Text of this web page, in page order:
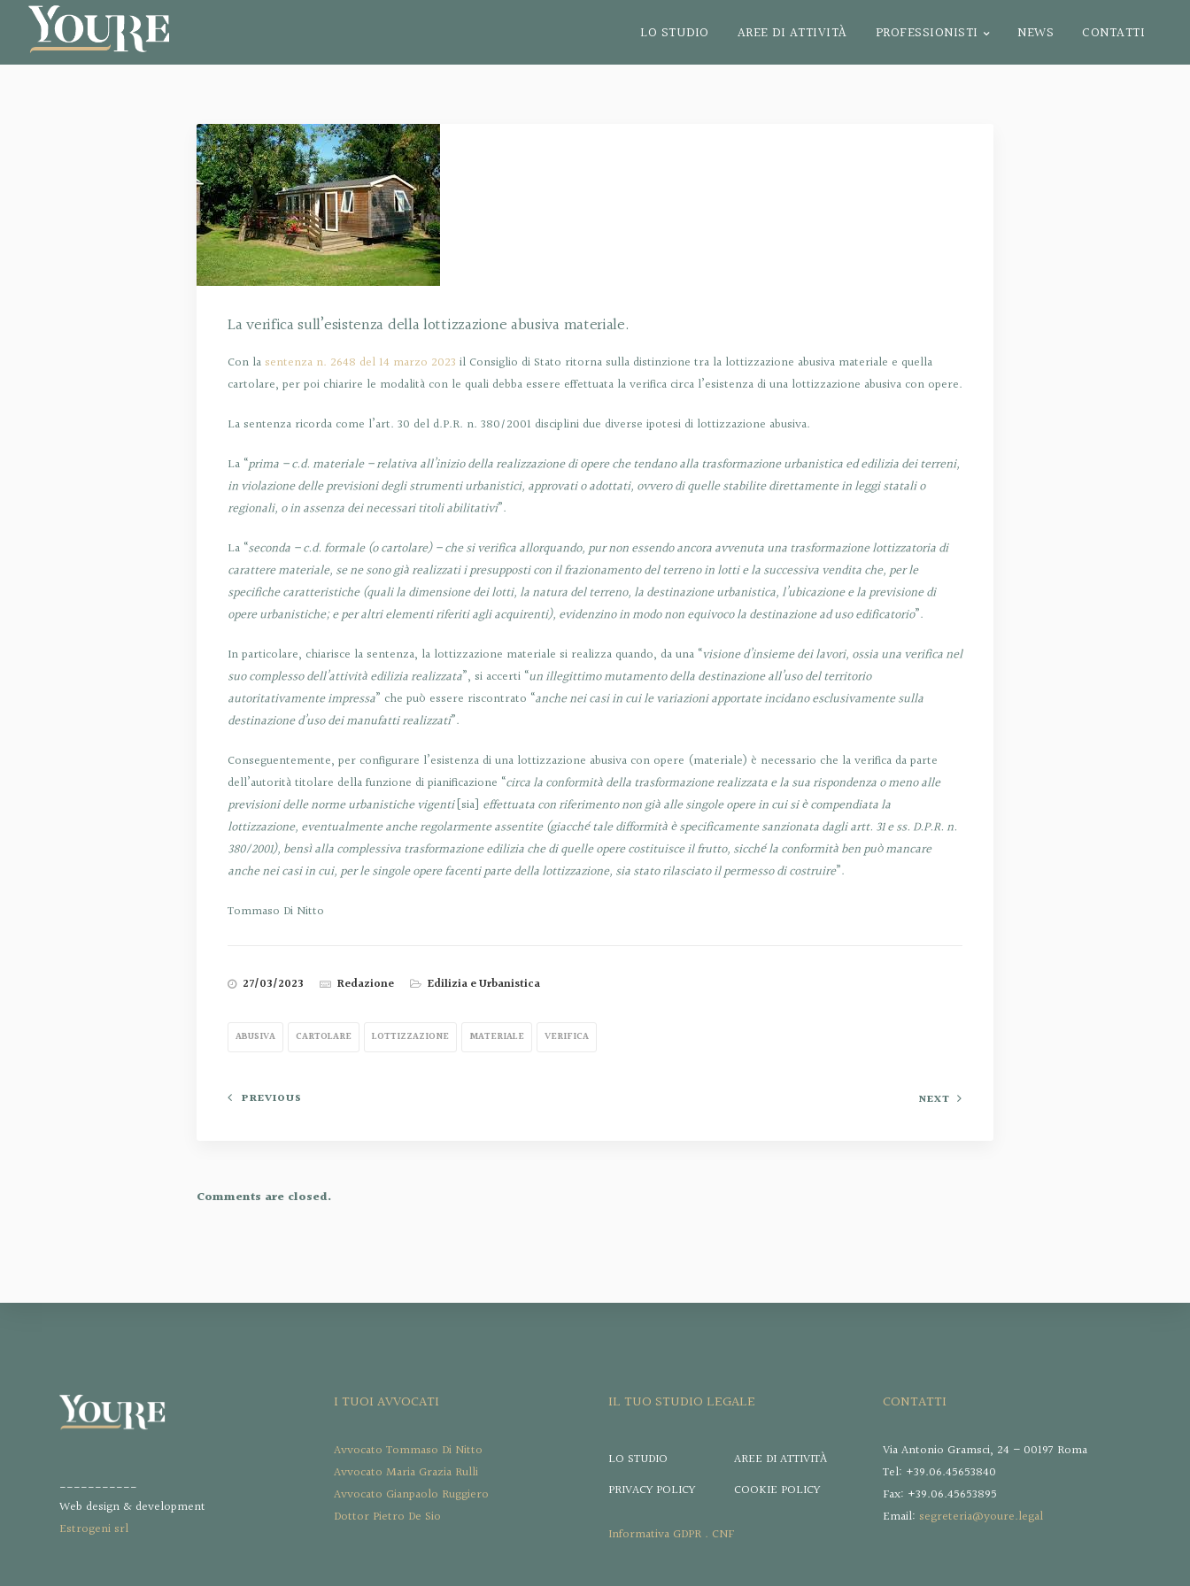
LO STUDIO AREE DI ATTIVITÀ PROFESSIONISTI NEWS CONTATTI
La verifica sull’esistenza della lottizzazione abusiva materiale.
Con la sentenza n. 2648 del 14 marzo 2023 il Consiglio di Stato ritorna sulla distinzione tra la lottizzazione abusiva materiale e quella
cartolare, per poi chiarire le modalità con le quali debba essere effettuata la verifica circa l’esistenza di una lottizzazione abusiva con opere.
La sentenza ricorda come l’art. 30 del d.P.R. n. 380/2001 disciplini due diverse ipotesi di lottizzazione abusiva.
La “prima – c.d. materiale – relativa all’inizio della realizzazione di opere che tendano alla trasformazione urbanistica ed edilizia dei terreni,
in violazione delle previsioni degli strumenti urbanistici, approvati o adottati, ovvero di quelle stabilite direttamente in leggi statali o
regionali, o in assenza dei necessari titoli abilitativi”.
La “seconda – c.d. formale (o cartolare) – che si verifica allorquando, pur non essendo ancora avvenuta una trasformazione lottizzatoria di
carattere materiale, se ne sono già realizzati i presupposti con il frazionamento del terreno in lotti e la successiva vendita che, per le
specifiche caratteristiche (quali la dimensione dei lotti, la natura del terreno, la destinazione urbanistica, l’ubicazione e la previsione di
opere urbanistiche; e per altri elementi riferiti agli acquirenti), evidenzino in modo non equivoco la destinazione ad uso edificatorio”.
In particolare, chiarisce la sentenza, la lottizzazione materiale si realizza quando, da una “visione d’insieme dei lavori, ossia una verifica nel
suo complesso dell’attività edilizia realizzata”, si accerti “un illegittimo mutamento della destinazione all’uso del territorio
autoritativamente impressa” che può essere riscontrato “anche nei casi in cui le variazioni apportate incidano esclusivamente sulla
destinazione d’uso dei manufatti realizzati”.
Conseguentemente, per configurare l’esistenza di una lottizzazione abusiva con opere (materiale) è necessario che la verifica da parte
dell’autorità titolare della funzione di pianificazione “circa la conformità della trasformazione realizzata e la sua rispondenza o meno alle
previsioni delle norme urbanistiche vigenti[sia] effettuata con riferimento non già alle singole opere in cui si è compendiata la
lottizzazione, eventualmente anche regolarmente assentite (giacché tale difformità è specificamente sanzionata dagli artt. 31 e ss. D.P.R. n.
380/2001), bensì alla complessiva trasformazione edilizia che di quelle opere costituisce il frutto, sicché la conformità ben può mancare
anche nei casi in cui, per le singole opere facenti parte della lottizzazione, sia stato rilasciato il permesso di costruire”.
Tommaso Di Nitto
27/03/2023 Redazione Edilizia e Urbanistica
ABUSIVA CARTOLARE LOTTIZZAZIONE MATERIALE VERIFICA
PREVIOUS NEXT
Comments are closed.
___________
Web design & development
Estrogeni srl
I TUOI AVVOCATI
Avvocato Tommaso Di Nitto
Avvocato Maria Grazia Rulli
Avvocato Gianpaolo Ruggiero
Dottor Pietro De Sio
IL TUO STUDIO LEGALE
LO STUDIO
AREE DI ATTIVITÀ
PRIVACY POLICY
COOKIE POLICY
Informativa GDPR . CNF
CONTATTI
Via Antonio Gramsci, 24 – 00197 Roma
Tel: +39.06.45653840
Fax: +39.06.45653895
Email: segreteria@youre.legal